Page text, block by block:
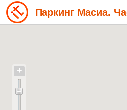
Паркинг Масиа.
+